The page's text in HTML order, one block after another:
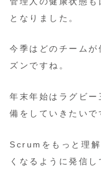
となりました。
今季はどのチーム
ズンですね。
年末年始はラグビ
備をしていきたいで
Scrumをもっと理
くなるように発信し